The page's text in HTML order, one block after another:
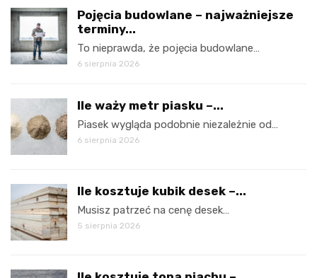
Pojęcia budowlane – najważniejsze
terminy...
To nieprawda, że pojęcia budowlane…
6 sierpnia 2026
Ile waży metr piasku –...
Piasek wygląda podobnie niezależnie od…
6 sierpnia 2026
Ile kosztuje kubik desek –...
Musisz patrzeć na cenę desek…
5 sierpnia 2026